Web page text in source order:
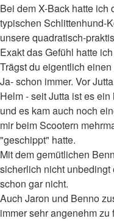
Bei dem X-Back hatte ich
typischen Schlittenhund-
unsere quadratisch-
Exakt das Gefühl hatte
Trägst du eigentlich
Ja- schon immer. Vor
Helm - seit Jutta ist es
und es kam auch noch
mir beim Scootern
"geschippt" hatte.
Mit dem gemütlichen
sicherlich nicht
schon gar nicht.
Auch Jaron und Benno
immer sehr angenehm